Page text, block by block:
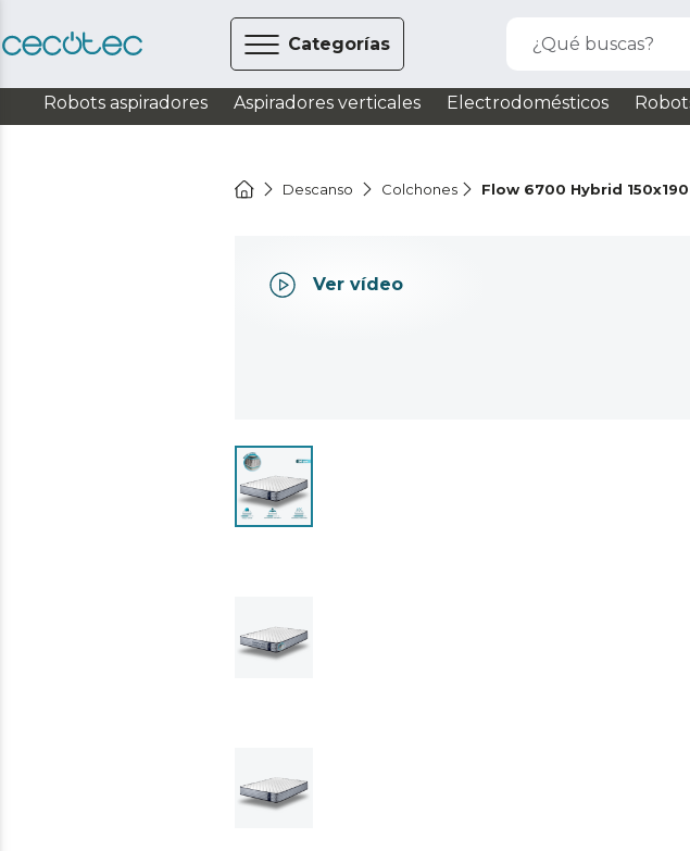
Categorías ¿Qué buscas?
Robots aspiradores Aspiradores verticales Electrodomésticos
Descanso Colchones Flow 6700 Hybrid 150x190
Ver vídeo